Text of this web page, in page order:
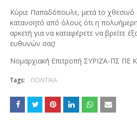
Κύριε Παπαδόπουλε, μετά το χθεσινό
κατανοητό από όλους ότι η
αρκετή για να καταφέρετε να βρείτε
ευθυνών σας!
Νομαρχιακή Επιτροπή ΣΥΡΙΖΑ-ΠΣ ΠΕ
Tags: ΠΟΛΙΤΙΚΑ